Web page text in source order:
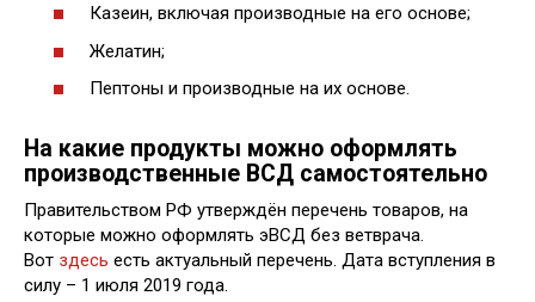
Казеин, включая производные на его основе;
Желатин;
Пептоны и производные на их основе.
На какие продукты можно оформлять
производственные ВСД самостоятельно
Правительством РФ утверждён перечень товаров, на
которые можно оформлять эВСД без ветврача.
Вот здесь есть актуальный перечень. Дата вступления в
силу – 1 июля 2019 года.